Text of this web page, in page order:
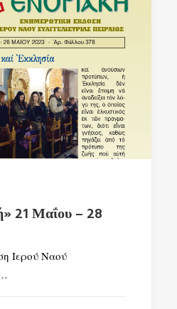
21 Μαΐου – 28
Ιερού Ναού